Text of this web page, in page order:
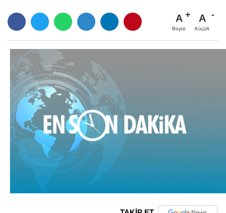
A
Büyüt
A
Küçült